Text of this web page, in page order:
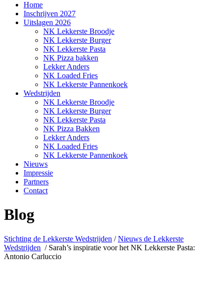
Home
Inschrijven 2027
Uitslagen 2026
NK Lekkerste Broodje
NK Lekkerste Burger
NK Lekkerste Pasta
NK Pizza bakken
Lekker Anders
NK Loaded Fries
NK Lekkerste Pannenkoek
Wedstrijden
NK Lekkerste Broodje
NK Lekkerste Burger
NK Lekkerste Pasta
NK Pizza Bakken
Lekker Anders
NK Loaded Fries
NK Lekkerste Pannenkoek
Nieuws
Impressie
Partners
Contact
Blog
Stichting de Lekkerste Wedstrijden /Nieuws de Lekkerste
Wedstrijden / Sarah’s inspiratie voor het NK Lekkerste Pasta:
Antonio Carluccio